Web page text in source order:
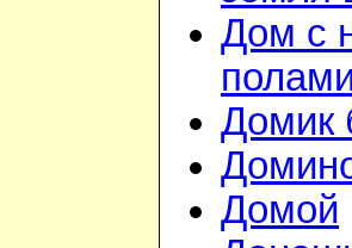
Дом с
Домик
Домой